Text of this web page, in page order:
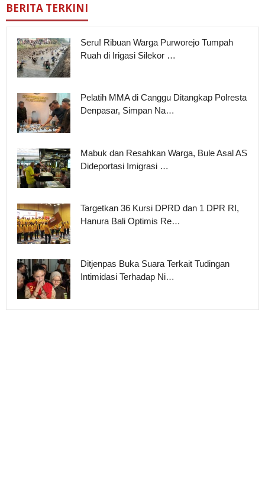
BERITA TERKINI
Seru! Ribuan Warga Purworejo Tumpah
Ruah di Irigasi Silekor …
Pelatih MMA di Canggu Ditangkap Polresta
Denpasar, Simpan Na…
Mabuk dan Resahkan Warga, Bule Asal AS
Dideportasi Imigrasi …
Targetkan 36 Kursi DPRD dan 1 DPR RI,
Hanura Bali Optimis Re…
Ditjenpas Buka Suara Terkait Tudingan
Intimidasi Terhadap Ni…